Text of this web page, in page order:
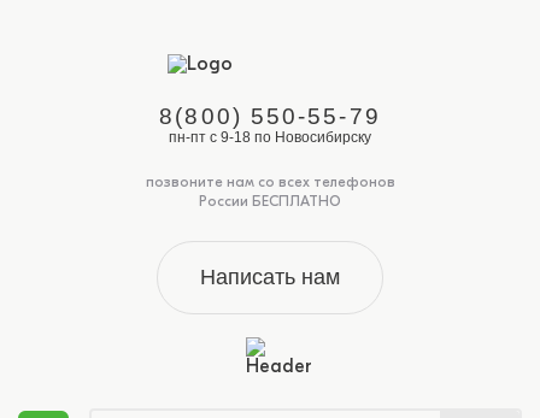
8(800) 550-55-79
пн-пт с 9-18 по Новосибирску
позвоните нам со всех телефонов
России БЕСПЛАТНО
Написать нам